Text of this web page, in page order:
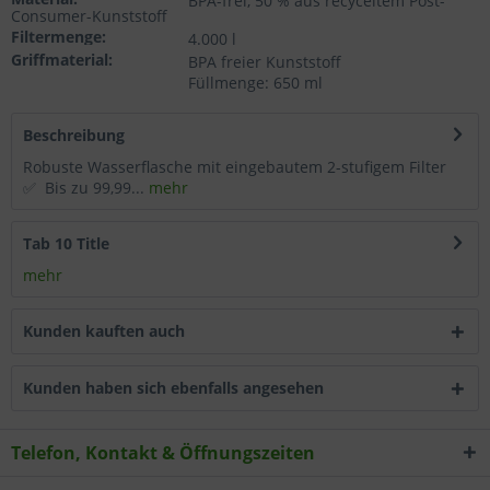
Wählen Sie nach Ihren individuellen Bedürfnissen
Cookies & Services aus:
Komfortfunktionen
Consumer-Kunststoff
Filtermenge:
4.000 l
Griffmaterial:
BPA freier Kunststoff
Füllmenge: 650 ml
Beschreibung
Robuste Wasserflasche mit eingebautem 2-stufigem Filter
✅ Bis zu 99,99... mehr
Tab 10 Title
mehr
Kunden kauften auch
Kunden haben sich ebenfalls angesehen
Telefon, Kontakt & Öffnungszeiten